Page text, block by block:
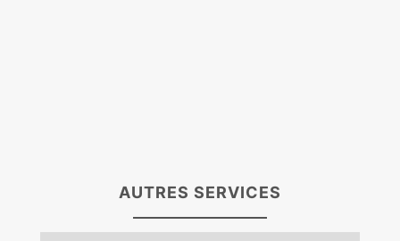
AUTRES SERVICES